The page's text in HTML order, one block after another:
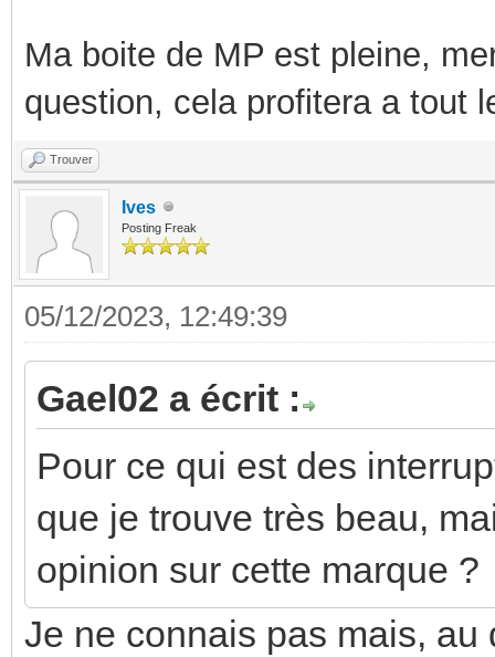
Ma boite de MP est pleine,
question, cela profitera a tout
Trouver
Ives
Posting Freak
05/12/2023, 12:49:39
Gael02 a écrit :
Pour ce qui est des
que je trouve très beau,
opinion sur cette marque ?
Je ne connais pas mais,